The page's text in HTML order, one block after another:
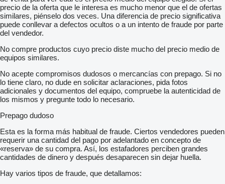
precio de la oferta que le interesa es mucho menor que el de ofertas
similares, piénselo dos veces. Una diferencia de precio significativa
puede conllevar a defectos ocultos o a un intento de fraude por parte
del vendedor.
No compre productos cuyo precio diste mucho del precio medio de
equipos similares.
No acepte compromisos dudosos o mercancías con prepago. Si no
lo tiene claro, no dude en solicitar aclaraciones, pida fotos
adicionales y documentos del equipo, compruebe la autenticidad de
los mismos y pregunte todo lo necesario.
Prepago dudoso
Esta es la forma más habitual de fraude. Ciertos vendedores pueden
requerir una cantidad del pago por adelantado en concepto de
«reserva» de su compra. Así, los estafadores perciben grandes
cantidades de dinero y después desaparecen sin dejar huella.
Hay varios tipos de fraude, que detallamos: